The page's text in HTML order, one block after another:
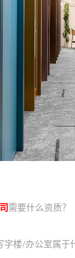
需要什么资质？
字楼/办公室属于